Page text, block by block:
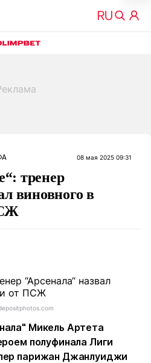
08 мая 2025 09:31
тренер
виновного в
Микель Артета
полуфинала Лиги
парижан Джанлуиджи